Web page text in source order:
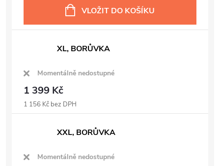
VLOŽIT DO KOŠÍKU
XL, BORŮVKA
Momentálně nedostupné
1 399 Kč
1 156 Kč bez DPH
XXL, BORŮVKA
Momentálně nedostupné